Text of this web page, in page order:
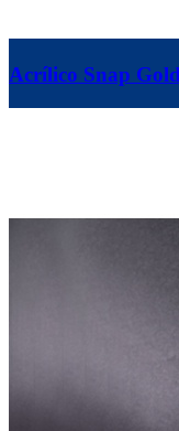
Acrílico Snap